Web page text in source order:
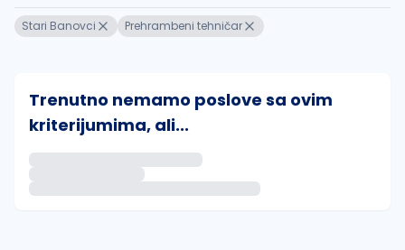
Stari Banovci Prehrambeni tehničar
Trenutno nemamo poslove sa ovim
kriterijumima, ali...